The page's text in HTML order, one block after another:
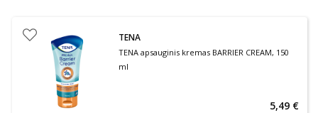
TENA
TENA apsauginis kremas BARRIER CREAM, 150
ml
5,49 €